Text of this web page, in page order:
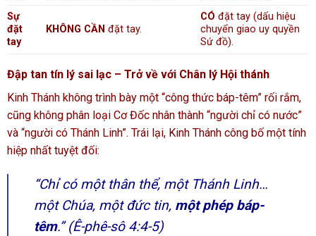
Sự
đặt
tay
KHÔNG CẦN đặt tay.
CÓ đặt tay (dấu hiệu
chuyển giao uy quyền
Sứ đồ).
Đập tan tín lý sai lạc – Trở về với Chân lý Hội thánh
Kinh Thánh không trình bày một “công thức báp-têm” rối rắm,
cũng không phân loại Cơ Đốc nhân thành “người chỉ có nước”
và “người có Thánh Linh”. Trái lại, Kinh Thánh công bố một tính
hiệp nhất tuyệt đối:
“Chỉ có một thân thể, một Thánh Linh…
một Chúa, một đức tin, một phép báp-
têm.”(Ê-phê-sô 4:4-5)